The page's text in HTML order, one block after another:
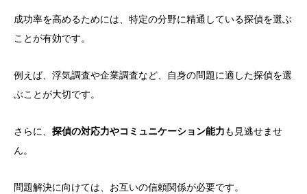
成功率を高めるためには、特定の分野に精通している探偵を選ぶ
ことが有効です。
例えば、浮気調査や企業調査など、自身の問題に適した探偵を選
ぶことが大切です。
さらに、 探偵の対応力やコミュニケーション能力も見逃せませ
ん。
問題解決に向けては、お互いの信頼関係が必要です。